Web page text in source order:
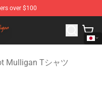
over $100
Mulligan Merchandise
Mulligan Tシャツ